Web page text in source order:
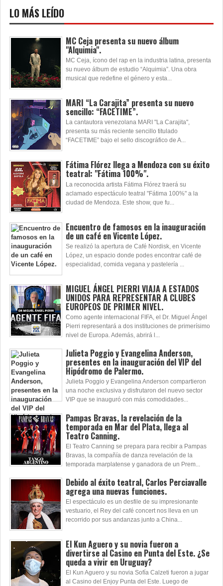
LO MÁS LEÍDO
MC Ceja presenta su nuevo álbum
"Alquimia".
MC Ceja, ícono del rap en la industria latina, presenta
su nuevo álbum de estudio “Alquimia”. Una obra
musical que redefine el género y esta...
MARI “La Carajita” presenta su nuevo
sencillo: “FACETIME”.
La cantautora venezolana MARI "La Carajita",
presenta su más reciente sencillo titulado
“FACETIME” bajo el sello discográfico de A...
Fátima Flórez llega a Mendoza con su éxito
teatral: "Fátima 100%".
La reconocida artista Fátima Flórez traerá su
aclamado espectáculo teatral "Fátima 100%" a la
ciudad de Mendoza. Este show, que fu...
Encuentro de famosos en la inauguración
de un café en Vicente López.
Se realizó la apertura de Café Nordisk, en Vicente
López, un espacio donde podes encontrar café de
especialidad, comida vegana y pastelería ...
MIGUEL ÁNGEL PIERRI VIAJA A ESTADOS
UNIDOS PARA REPRESENTAR A CLUBES
EUROPEOS DE PRIMER NIVEL.
Como agente internacional FIFA, el Dr. Miguel Ángel
Pierri representará a dos instituciones de primerísimo
nivel de Europa. Además, abrirá l...
Julieta Poggio y Evangelina Anderson,
presentes en la inauguración del VIP del
Hipódromo de Palermo.
Julieta Poggio y Evangelina Anderson compartieron
una noche exclusiva y disfrutaron del nuevo sector
VIP que se inauguró con más comodidades...
Pampas Bravas, la revelación de la
temporada en Mar del Plata, llega al
Teatro Canning.
El Teatro Canning se prepara para recibir a Pampas
Bravas, la compañía de danza revelación de la
temporada marplatense y ganadora de un Prem...
Debido al éxito teatral, Carlos Perciavalle
agrega una nuevas funciones.
El espectáculo es un desfile de su impresionante
vestuario, el Rey del café concert nos lleva en un
recorrido por sus andanzas junto a China...
El Kun Aguero y su novia fueron a
divertirse al Casino en Punta del Este. ¿Se
queda a vivir en Uruguay?
El Kun Aguero y su novia Sofía Calzeti fueron a jugar
al Casino del Enjoy Punta del Este. Luego de